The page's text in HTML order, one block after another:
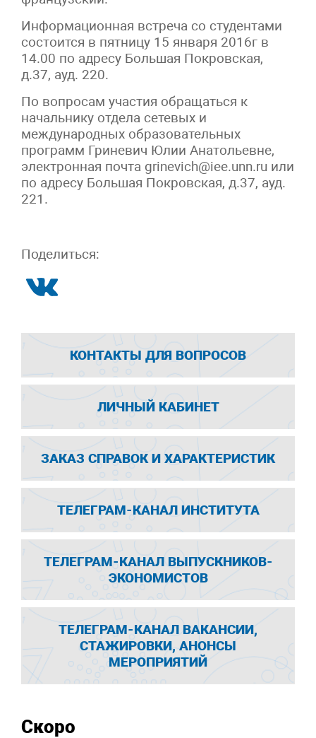
Информационная встреча со студентами
состоится в пятницу 15 января 2016г в
14.00 по адресу Большая Покровская,
д.37, ауд. 220.
По вопросам участия обращаться к
начальнику отдела сетевых и
международных образовательных
программ Гриневич Юлии Анатольевне,
электронная почта grinevich@iee.unn.ru или
по адресу Большая Покровская, д.37, ауд.
221.
Поделиться:
КОНТАКТЫ ДЛЯ ВОПРОСОВ
ЛИЧНЫЙ КАБИНЕТ
ЗАКАЗ СПРАВОК И ХАРАКТЕРИСТИК
ТЕЛЕГРАМ-КАНАЛ ИНСТИТУТА
ТЕЛЕГРАМ-КАНАЛ ВЫПУСКНИКОВ-
ЭКОНОМИСТОВ
ТЕЛЕГРАМ-КАНАЛ ВАКАНСИИ,
СТАЖИРОВКИ, АНОНСЫ
МЕРОПРИЯТИЙ
Скоро